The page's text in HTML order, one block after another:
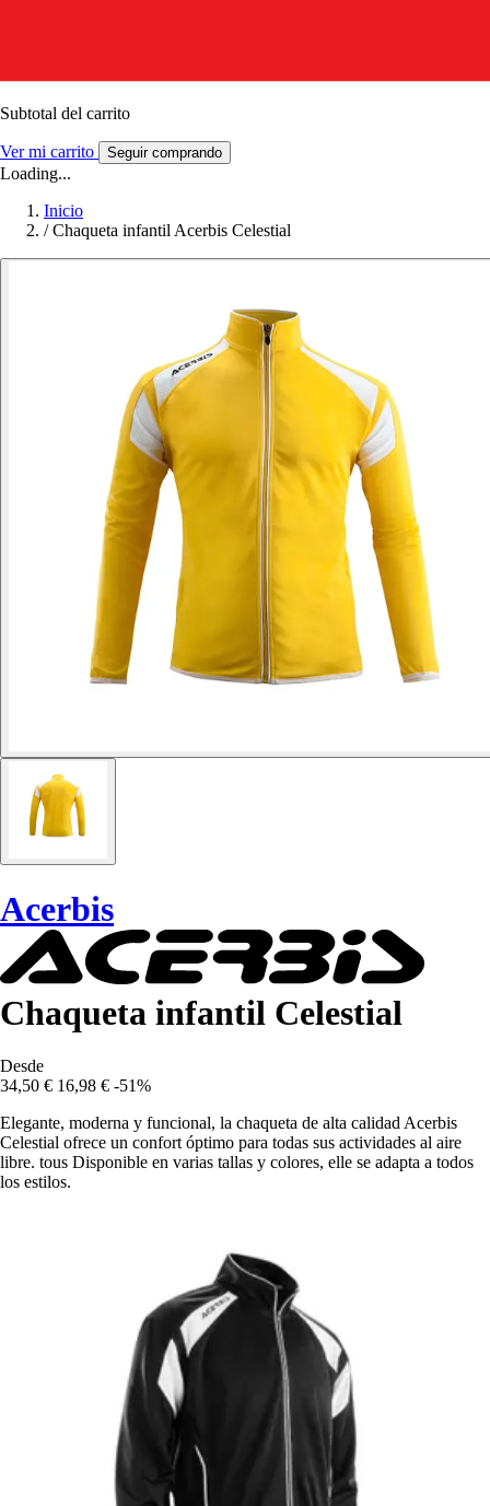
Subtotal del carrito
Ver mi carrito Seguir comprando
Loading...
Inicio
/ Chaqueta infantil Acerbis Celestial
Acerbis
Chaqueta infantil Celestial
Desde
34,50 € 16,98 € -51%
Elegante, moderna y funcional, la chaqueta de alta calidad Acerbis
Celestial ofrece un confort óptimo para todas sus actividades al aire
libre. tous Disponible en varias tallas y colores, elle se adapta a todos
los estilos.